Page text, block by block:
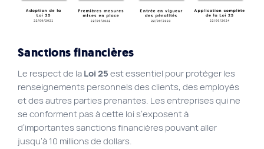
Sanctions financières
Le respect de la Loi 25 est essentiel pour protéger les
renseignements personnels des clients, des employés
et des autres parties prenantes. Les entreprises qui ne
se conforment pas à cette loi s’exposent à
d’importantes sanctions financières pouvant aller
jusqu’à 10 millions de dollars.